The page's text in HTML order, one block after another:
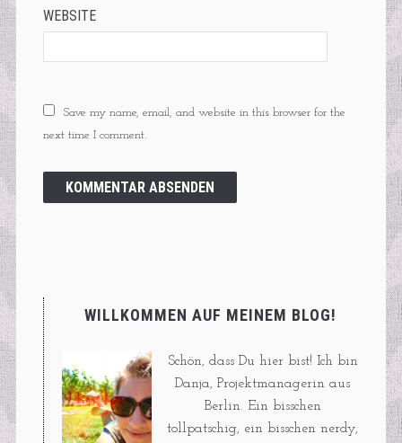
WEBSITE
Save my name, email, and website in this browser for the
next time I comment.
WILLKOMMEN AUF MEINEM BLOG!
Schön, dass Du hier bist! Ich bin
Danja, Projektmanagerin aus
Berlin. Ein bisschen
tollpatschig, ein bisschen nerdy,